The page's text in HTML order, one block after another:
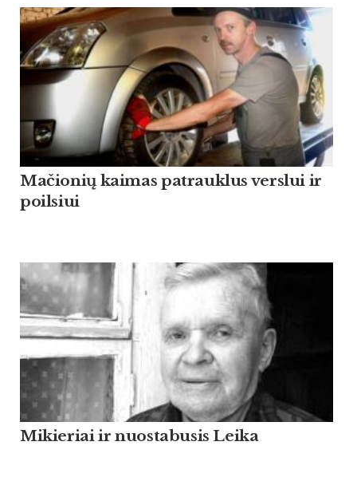
Mačionių kaimas patrauklus verslui ir
poilsiui
Mikieriai ir nuostabusis Leika